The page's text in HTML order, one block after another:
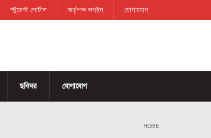
স্টুডেন্ট পোর্টাল কর্তৃপক্ষ লগইন যোগাযোগ
ছবিঘর যোগাযোগ
HOME